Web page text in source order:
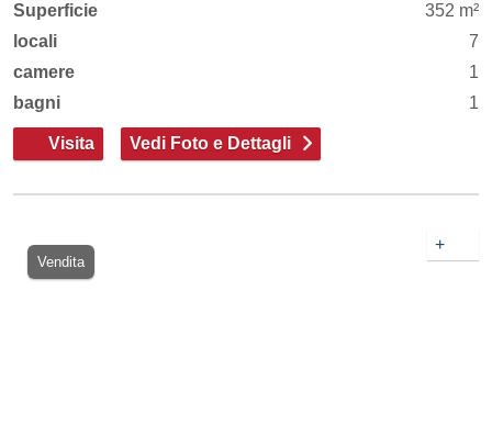
Superficie
352 m²
locali
7
camere
1
bagni
1
Visita Vedi Foto e Dettagli
Vendita
+